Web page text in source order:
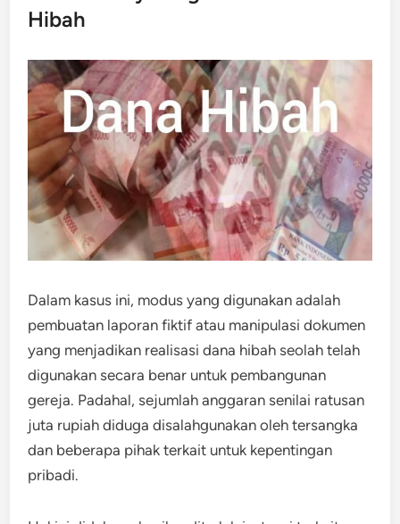
Hibah
Dalam kasus ini, modus yang digunakan adalah
pembuatan laporan fiktif atau manipulasi dokumen
yang menjadikan realisasi dana hibah seolah telah
digunakan secara benar untuk pembangunan
gereja. Padahal, sejumlah anggaran senilai ratusan
juta rupiah diduga disalahgunakan oleh tersangka
dan beberapa pihak terkait untuk kepentingan
pribadi.